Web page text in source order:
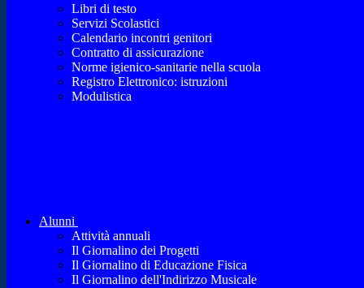
Libri di testo
Servizi Scolastici
Calendario incontri genitori
Contratto di assicurazione
Norme igienico-sanitarie nella scuola
Registro Elettronico: istruzioni
Modulistica
Alunni
Attività annuali
Il Giornalino dei Progetti
Il Giornalino di Educazione Fisica
Il Giornalino dell'Indirizzo Musicale